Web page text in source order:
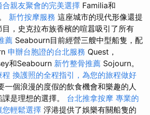
親友聚會的完美選擇 Familia和
新竹按摩服務 這座城市的現代形像還提
，史克拉布族香檳的喧囂吸引了所有
薦 Seabourn目前經營三艘中型船隻，配
申辦台胞證的台北服務 Quest，
和Seabourn 新竹整骨推薦 Sojourn。
程 換護照的全程指引，為您的旅程做好
一個浪漫的度假的飲食機會和樂趣的人
是理想的選擇。 台北推拿按摩 專業的
您輕鬆選擇 浮港提供了娛樂有關船隻的